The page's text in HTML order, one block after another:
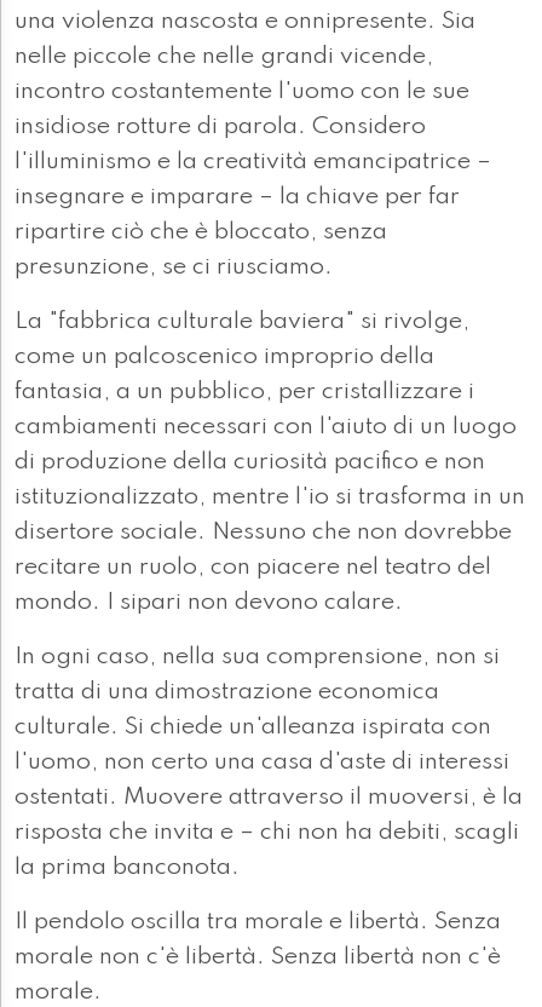
una violenza nascosta e onnipresente. Sia
nelle piccole che nelle grandi vicende,
incontro costantemente l'uomo con le sue
insidiose rotture di parola. Considero
l'illuminismo e la creatività emancipatrice –
insegnare e imparare – la chiave per far
ripartire ciò che è bloccato, senza
presunzione, se ci riusciamo.
La "fabbrica culturale baviera" si rivolge,
come un palcoscenico improprio della
fantasia, a un pubblico, per cristallizzare i
cambiamenti necessari con l'aiuto di un luogo
di produzione della curiosità pacifico e non
istituzionalizzato, mentre l'io si trasforma in un
disertore sociale. Nessuno che non dovrebbe
recitare un ruolo, con piacere nel teatro del
mondo. I sipari non devono calare.
In ogni caso, nella sua comprensione, non si
tratta di una dimostrazione economica
culturale. Si chiede un'alleanza ispirata con
l'uomo, non certo una casa d'aste di interessi
ostentati. Muovere attraverso il muoversi, è la
risposta che invita e – chi non ha debiti, scagli
la prima banconota.
Il pendolo oscilla tra morale e libertà. Senza
morale non c'è libertà. Senza libertà non c'è
morale.